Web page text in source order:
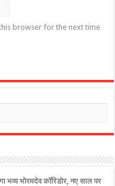
browser for the next time
भव्य भोरमदेव कॉरिडोर, नए साल पर